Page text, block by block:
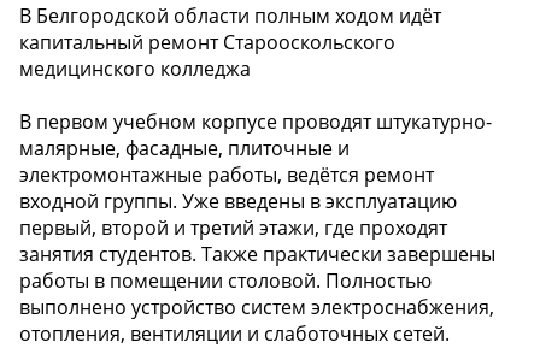
В Белгородской области полным ходом идёт
капитальный ремонт Старооскольского
медицинского колледжа
В первом учебном корпусе проводят штукатурно-
малярные, фасадные, плиточные и
электромонтажные работы, ведётся ремонт
входной группы. Уже введены в эксплуатацию
первый, второй и третий этажи, где проходят
занятия студентов. Также практически завершены
работы в помещении столовой. Полностью
выполнено устройство систем электроснабжения,
отопления, вентиляции и слаботочных сетей.